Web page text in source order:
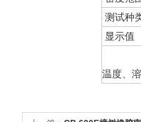
测试种
显示值
温度、